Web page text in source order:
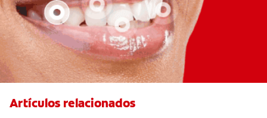
Artículos relacionados